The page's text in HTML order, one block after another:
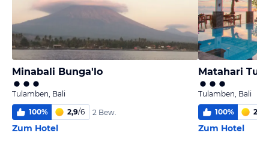
Minabali Bunga'lo
Tulamben, Bali
100% 2,9/6 2 Bew.
Zum Hotel
Tulamben, Bali
100% 2,7
Zum Hotel